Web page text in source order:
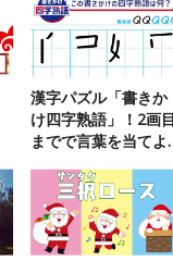
漢字パズル「書きか
け四字熟語」！2画目
までで言葉を当てよ